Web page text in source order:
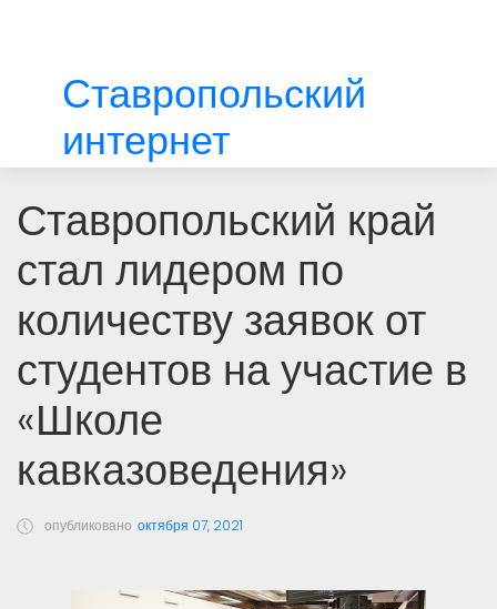
Ставропольский
интернет
Ставропольский край
стал лидером по
количеству заявок от
студентов на участие в
«Школе
кавказоведения»
опубликовано октября 07, 2021